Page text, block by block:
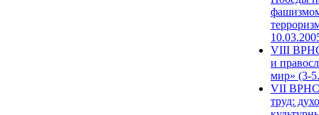
VIII
и
мир» (3-
VII ВРНС
труд: